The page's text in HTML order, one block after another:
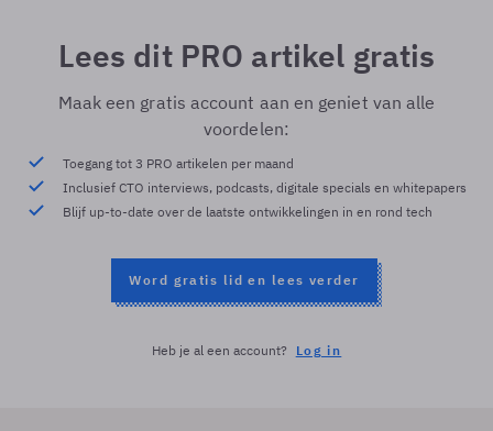
Lees dit PRO artikel gratis
Maak een gratis account aan en geniet van alle
voordelen:
Toegang tot 3 PRO artikelen per maand
Inclusief CTO interviews, podcasts, digitale specials en whitepapers
Blijf up-to-date over de laatste ontwikkelingen in en rond tech
Word gratis lid en lees verder
Heb je al een account? Log in